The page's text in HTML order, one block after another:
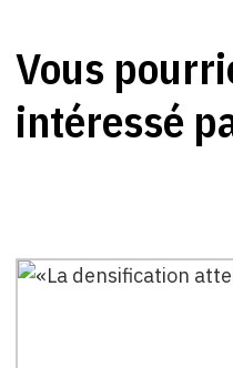
Vous
intéressé